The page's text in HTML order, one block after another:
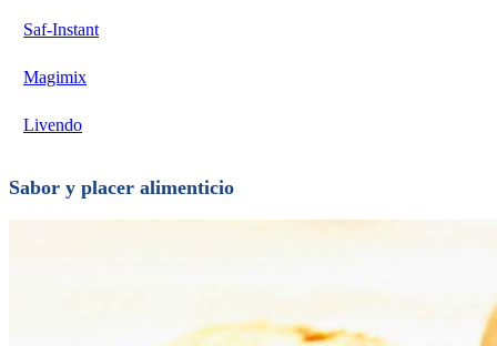
Saf-Instant
Magimix
Livendo
Sabor y placer alimenticio